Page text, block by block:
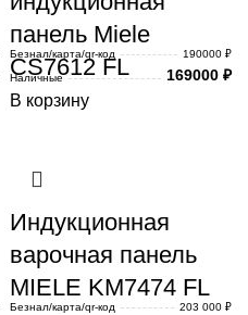
панель Miele
CS7612 FL
Безнал/карта/qr-код
190000 ₽
Наличные
169000 ₽
В корзину
Индукционная
варочная панель
MIELE KM7474 FL
Безнал/карта/qr-код
203 000 ₽